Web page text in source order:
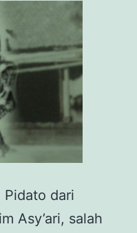
dari
Asy’ari, salah